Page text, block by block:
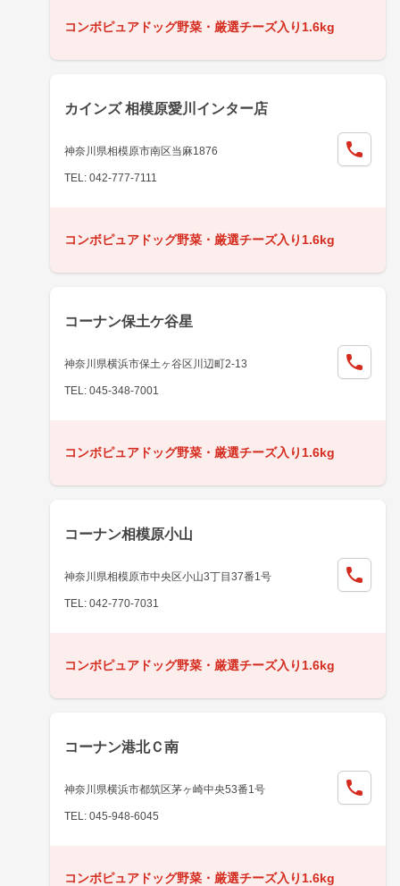
コンボピュアドッグ野菜・厳選チーズ入り1.6kg
カインズ 相模原愛川インター店
神奈川県相模原市南区当麻1876
TEL: 042-777-7111
コンボピュアドッグ野菜・厳選チーズ入り1.6kg
コーナン保土ケ谷星
神奈川県横浜市保土ヶ谷区川辺町2-13
TEL: 045-348-7001
コンボピュアドッグ野菜・厳選チーズ入り1.6kg
コーナン相模原小山
神奈川県相模原市中央区小山3丁目37番1号
TEL: 042-770-7031
コンボピュアドッグ野菜・厳選チーズ入り1.6kg
コーナン港北Ｃ南
神奈川県横浜市都筑区茅ヶ崎中央53番1号
TEL: 045-948-6045
コンボピュアドッグ野菜・厳選チーズ入り1.6kg